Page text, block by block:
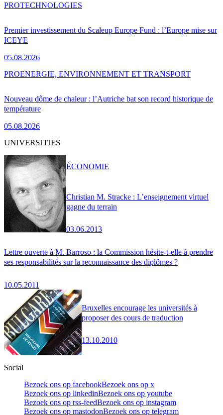
Premier investissement du Scaleup Europe Fund : l’Europe mise sur
ICEYE
05.08.2026
PROTECHNOLOGIES
Nouveau dôme de chaleur : l’Autriche bat son record historique de
température
05.08.2026
PROENERGIE, ENVIRONNEMENT ET TRANSPORT
UNIVERSITIES
Christian M. Stracke : L’enseignement virtuel
gagne du terrain
03.06.2013
ÉCONOMIE
Lettre ouverte à M. Barroso : la Commission hésite-t-elle à prendre
ses responsabilités sur la reconnaissance des diplômes ?
10.05.2011
Bruxelles encourage les universités à
proposer des cours de traduction
13.10.2010
Social
Bezoek ons op facebookBezoek ons op x
Bezoek ons op linkedinBezoek ons op youtube
Bezoek ons op rss-feedBezoek ons op instagram
Bezoek ons op mastodonBezoek ons op telegram